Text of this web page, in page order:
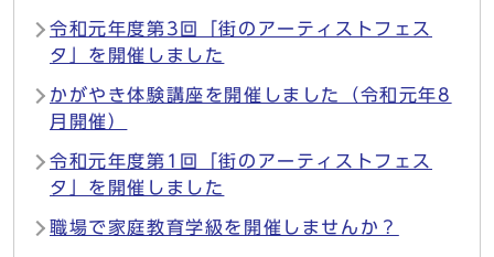
令和元年度第3回「街のアーティストフェス
タ」を開催しました
かがやき体験講座を開催しました（令和元年8
月開催）
令和元年度第1回「街のアーティストフェス
タ」を開催しました
職場で家庭教育学級を開催しませんか？